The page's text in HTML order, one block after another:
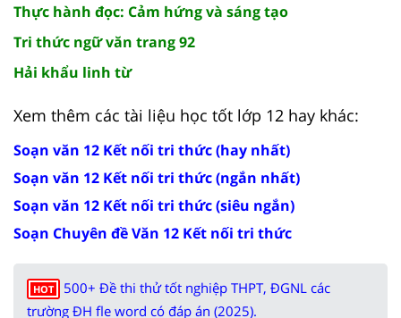
Thực hành đọc: Cảm hứng và sáng tạo
Tri thức ngữ văn trang 92
Hải khẩu linh từ
Xem thêm các tài liệu học tốt lớp 12 hay khác:
Soạn văn 12 Kết nối tri thức (hay nhất)
Soạn văn 12 Kết nối tri thức (ngắn nhất)
Soạn văn 12 Kết nối tri thức (siêu ngắn)
Soạn Chuyên đề Văn 12 Kết nối tri thức
HOT
500+ Đề thi thử tốt nghiệp THPT, ĐGNL các
trường ĐH fle word có đáp án (2025).